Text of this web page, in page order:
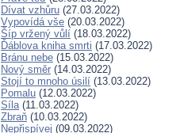
Dívat vzhůru (27.03.2022)
Vypovídá vše (20.03.2022)
Šíp vržený vůlí (18.03.2022)
Ďáblova kniha smrti (17.03.2022)
Bránu nebe (15.03.2022)
Nový směr (14.03.2022)
Stojí to mnoho úsilí (13.03.2022)
Pomalu (12.03.2022)
Síla(11.03.2022)
Zbraň (10.03.2022)
Nepřispívej (09.03.2022)